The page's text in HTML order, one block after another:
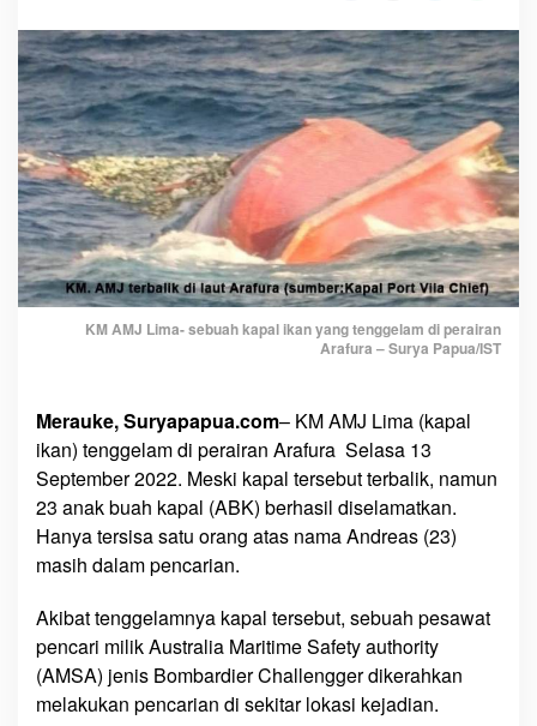
a
T
e
r
b
a
l
k
d
i
L
t
A
r
a
f
u
r
,
2
3
A
KM AMJ Lima- sebuah kapal ikan yang tenggelam di perairan
Arafura – Surya Papua/IST
Merauke, Suryapapua.com– KM AMJ Lima (kapal
ikan) tenggelam di perairan Arafura Selasa 13
September 2022. Meski kapal tersebut terbalik, namun
23 anak buah kapal (ABK) berhasil diselamatkan.
Hanya tersisa satu orang atas nama Andreas (23)
masih dalam pencarian.
Akibat tenggelamnya kapal tersebut, sebuah pesawat
pencari milik Australia Maritime Safety authority
(AMSA) jenis Bombardier Challengger dikerahkan
melakukan pencarian di sekitar lokasi kejadian.